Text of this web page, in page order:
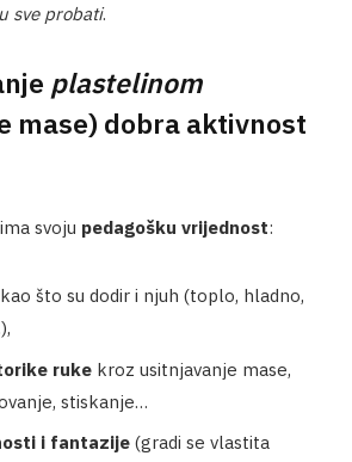
sve probati.
plastelinom
mase) dobra aktivnost
svoju pedagošku vrijednost:
kao što su dodir i njuh (toplo, hladno,
ruke kroz usitnjavanje mase,
stiskanje…
i fantazije (gradi se vlastita